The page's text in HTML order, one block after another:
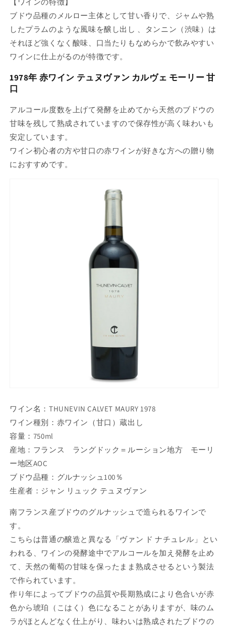
ブドウ品種のメルロー主体として甘い香りで、ジャムや熟
したプラムのような風味を醸し出し 、タンニン（渋味）は
それほど強くなく酸味、口当たりもなめらかで飲みやすい
ワインに仕上がるのが特徴です。
1978年 赤ワイン テュヌヴァン カルヴェ モーリー 甘
口
アルコール度数を上げて発酵を止めてから天然のブドウの
甘味を残して熟成されていますので保存性が高く味わいも
安定しています。
ワイン初心者の方や甘口の赤ワインが好きな方への贈り物
におすすめです。
ワイン名：THUNEVIN CALVET MAURY 1978
ワイン種別：赤ワイン（甘口）蔵出し
容量：750ml
産地：フランス ラングドック＝ルーション地方 モーリ
ー地区AOC
ブドウ品種：グルナッシュ100％
生産者：ジャン リュック テュヌヴァン
南フランス産ブドウのグルナッシュで造られるワインで
す。
こちらは普通の醸造と異なる「ヴァン ド ナチュレル」とい
われる、ワインの発酵途中でアルコールを加え発酵を止め
て、天然の葡萄の甘味を保ったまま熟成させるという製法
で作られています。
作り年によってブドウの品質や長期熟成により色合いが赤
色から琥珀（こはく）色になることがありますが、味のム
ラがほとんどなく仕上がり、味わいは熟成されたブドウの